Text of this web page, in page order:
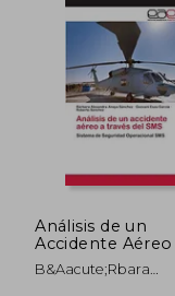
dcto.
Análisis de un
Accidente Aéreo
Través del sms
B&Aacute;Rbara